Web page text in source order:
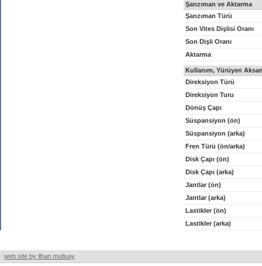
Şanzıman ve Aktarma
Şanzıman Türü
Son Vites Dişlisi Oranı
Son Dişli Oranı
Aktarma
Kullanım, Yürüyen
Direksiyon Türü
Direksiyon Turu
Dönüş Çapı
Süspansiyon (ön)
Süspansiyon (arka)
Fren Türü (ön/arka)
Disk Çapı (ön)
Disk Çapı (arka)
Jantlar (ön)
Jantlar (arka)
Lastikler (ön)
Lastikler (arka)
web site by ilhan mutluay